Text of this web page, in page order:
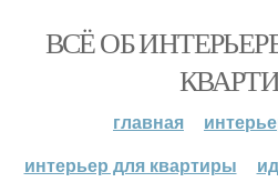
ВСЁ ОБ
главная
интерьер для квартиры